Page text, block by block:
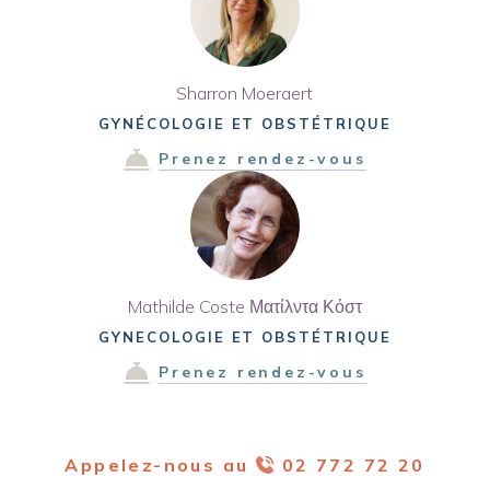
Sharron Moeraert
GYNÉCOLOGIE ET OBSTÉTRIQUE
Prenez rendez-vous
Mathilde Coste Ματίλντα Κόστ
GYNECOLOGIE ET OBSTÉTRIQUE
Prenez rendez-vous
Appelez-nous au 02 772 72 20